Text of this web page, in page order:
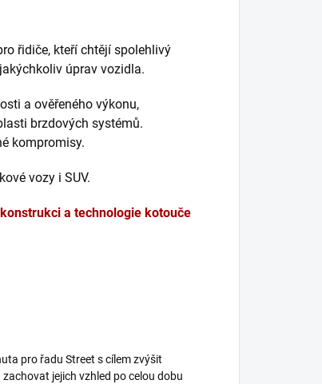
řidiče, kteří chtějí spolehlivý
úprav vozidla.
a ověřeného výkonu,
brzdových systémů.
kompromisy.
vozy i SUV.
a technologie kotouče
pro řadu Street s cílem zvýšit
jejich vzhled po celou dobu